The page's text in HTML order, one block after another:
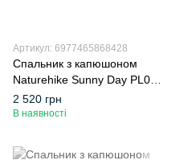
Артикул: 6977465868428
Спальник з капюшоном
Naturehike Sunny Day PL02
U450 CNK2550WS028,
(3,9°C), лівий, блакитно-
2 520 грн
В наявності